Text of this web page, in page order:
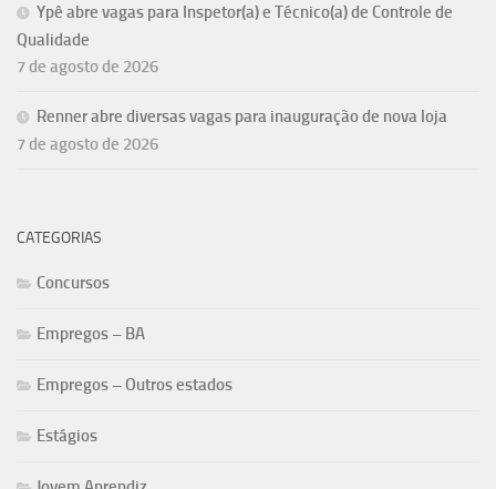
Ypê abre vagas para Inspetor(a) e Técnico(a) de Controle de
Qualidade
7 de agosto de 2026
Renner abre diversas vagas para inauguração de nova loja
7 de agosto de 2026
CATEGORIAS
Concursos
Empregos – BA
Empregos – Outros estados
Estágios